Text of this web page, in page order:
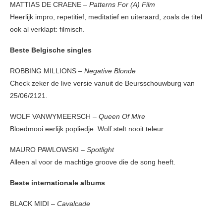
MATTIAS DE CRAENE – Patterns For (A) Film
Heerlijk impro, repetitief, meditatief en uiteraard, zoals de titel
ook al verklapt: filmisch.
Beste Belgische singles
ROBBING MILLIONS – Negative Blonde
Check zeker de live versie vanuit de Beursschouwburg van
25/06/2121.
WOLF VANWYMEERSCH – Queen Of Mire
Bloedmooi eerlijk popliedje. Wolf stelt nooit teleur.
MAURO PAWLOWSKI – Spotlight
Alleen al voor de machtige groove die de song heeft.
Beste internationale albums
BLACK MIDI – Cavalcade